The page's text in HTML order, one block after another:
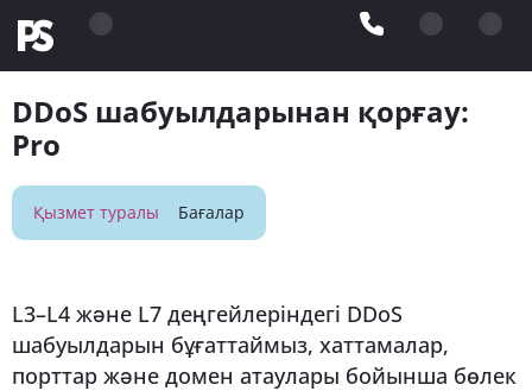
DDoS шабуылдарынан қорғау:
Pro
Қызмет туралы Бағалар
L3–L4 және L7 деңгейлеріндегі DDoS
шабуылдарын бұғаттаймыз, хаттамалар,
порттар және домен атаулары бойынша бөлек